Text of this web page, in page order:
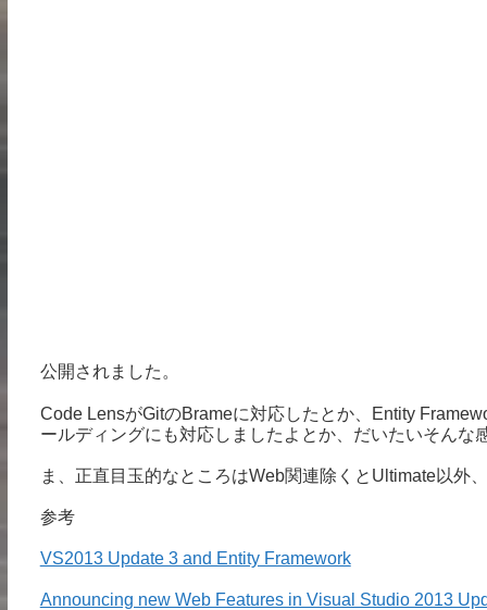
公開されました。
Code LensがGitのBrameに対応したとか、Entity
ールディングにも対応しましたよとか、だいたいそん
ま、正直目玉的なところはWeb関連除くとUltimate以外
参考
VS2013 Update 3 and Entity Framework
Announcing new Web Features in Visual Studio 2013